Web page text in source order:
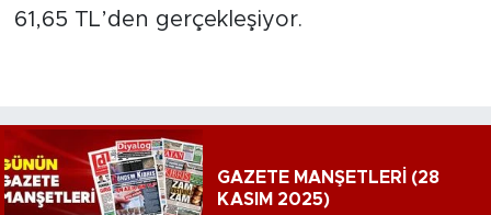
61,65 TL’den gerçekleşiyor.
GAZETE MANŞETLERİ (28
KASIM 2025)